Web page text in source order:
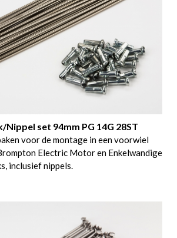
set 94mm PG 14G 28ST
voor de montage in een voorwiel
Electric Motor en Enkelwandige
inclusief nippels.